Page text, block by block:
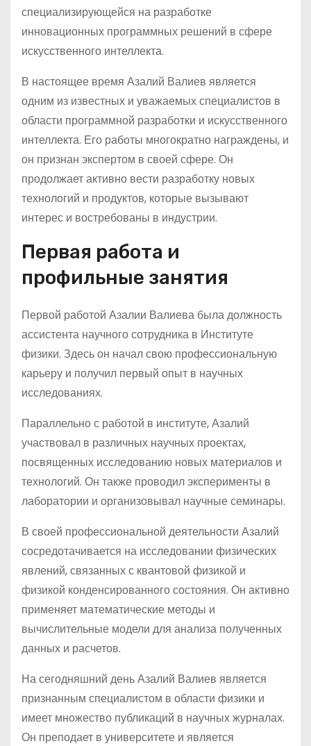
специализирующейся на разработке
инновационных программных решений в сфере
искусственного интеллекта.
В настоящее время Азалий Валиев является
одним из известных и уважаемых специалистов в
области программной разработки и искусственного
интеллекта. Его работы многократно награждены, и
он признан экспертом в своей сфере. Он
продолжает активно вести разработку новых
технологий и продуктов, которые вызывают
интерес и востребованы в индустрии.
Первая работа и
профильные занятия
Первой работой Азалии Валиева была должность
ассистента научного сотрудника в Институте
физики. Здесь он начал свою профессиональную
карьеру и получил первый опыт в научных
исследованиях.
Параллельно с работой в институте, Азалий
участвовал в различных научных проектах,
посвященных исследованию новых материалов и
технологий. Он также проводил эксперименты в
лаборатории и организовывал научные семинары.
В своей профессиональной деятельности Азалий
сосредотачивается на исследовании физических
явлений, связанных с квантовой физикой и
физикой конденсированного состояния. Он активно
применяет математические методы и
вычислительные модели для анализа полученных
данных и расчетов.
На сегодняшний день Азалий Валиев является
признанным специалистом в области физики и
имеет множество публикаций в научных журналах.
Он преподает в университете и является